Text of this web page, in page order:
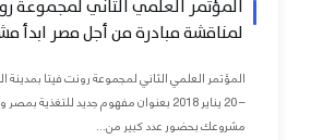
المؤتمر العلمي الثاني لمجموعة
لمناقشة مبادرة من أجل مصر ابدأ
– 20 يناير 2018 بعنوان مفهوم جديد
مشروعك بحضور عدد كبير من...